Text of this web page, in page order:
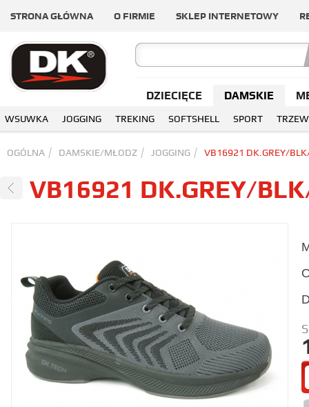
STRONA GŁÓWNA O FIRMIE SKLEP INTERNETOWY
DZIECIĘCE DAMSKIE
WSUWKA JOGGING TREKING SOFTSHELL SPORT
OGÓLNA DAMSKIE/MŁODZ JOGGING VB16921 DK.GREY/
VB16921 DK.GREY/